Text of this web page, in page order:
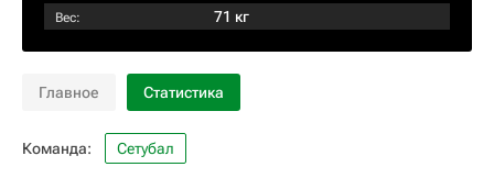
Вес: 71 кг
Главное Статистика
Команда: Сетубал